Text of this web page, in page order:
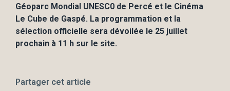
Géoparc Mondial UNESC0 de Percé et le Cinéma
Le Cube de Gaspé. La programmation et la
sélection officielle sera dévoilée le 25 juillet
prochain à 11 h sur le site.
Partager cet article